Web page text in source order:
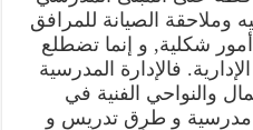
وملاحقة الصيانة للمرافق
شكلية, و إنما تضطلع
فالإدارة المدرسية
والنواحي الفنية في
مدرسية و طرق تدريس و